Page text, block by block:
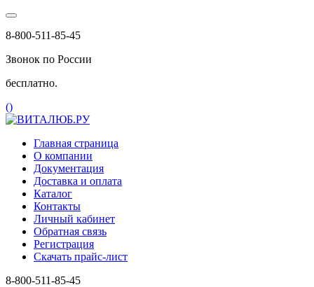
8-800-511-85-45
Звонок по России
бесплатно.
()
Главная страница
О компании
Документация
Доставка и оплата
Каталог
Контакты
Личный кабинет
Обратная связь
Регистрация
Скачать прайс-лист
8-800-511-85-45